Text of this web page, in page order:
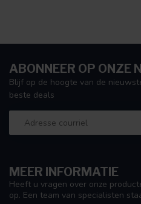
MEER INFORMATIE
Heeft u vragen over onze
op. Een team van specialisten
ABONNEER OP ONZE
Blijf op de hoogte van de
beste deals